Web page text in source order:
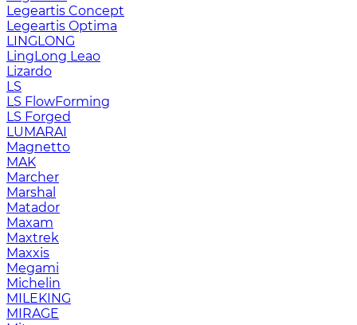
Legeartis Concept
Legeartis Optima
LINGLONG
LingLong Leao
Lizardo
LS
LS FlowForming
LS Forged
LUMARAI
Magnetto
MAK
Marcher
Marshal
Matador
Maxam
Maxtrek
Maxxis
Megami
Michelin
MILEKING
MIRAGE